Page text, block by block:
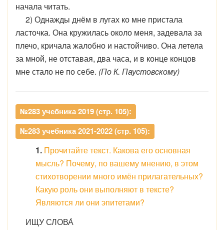
начала читать.
2) Однажды днём в лугах ко мне пристала
ласточка. Она кружилась около меня, задевала за
плечо, кричала жалобно и настойчиво. Она летела
за мной, не отставая, два часа, и в конце концов
мне стало не по себе. (По К. Паустовскому)
№283 учебника 2019 (стр. 105):
№283 учебника 2021-2022 (стр. 105):
1. Прочитайте текст. Какова его основная
мысль? Почему, по вашему мнению, в этом
стихотворении много имён прилагательных?
Какую роль они выполняют в тексте?
Являются ли они эпитетами?
ИЩУ СЛОВА́